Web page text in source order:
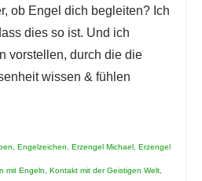
ob Engel dich begleiten? Ich
dies so ist. Und ich
vorstellen, durch die die
wissen & fühlen
Engelzeichen Erzengel Michael Erzengel
mit Engeln Kontakt mit der Geistigen Welt